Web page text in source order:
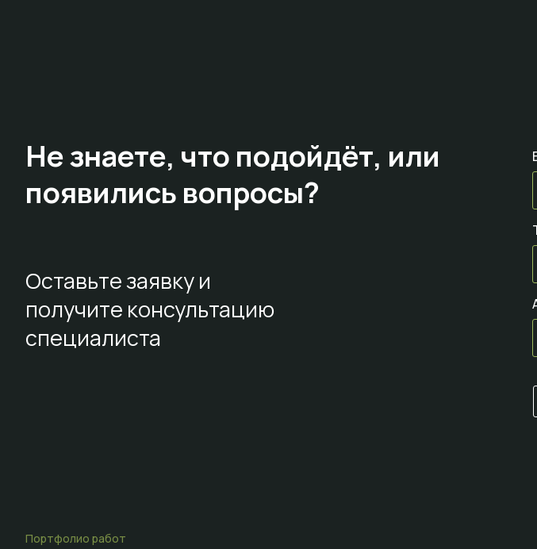
Оставьте заявку и
получите консультацию
специалиста
Не знаете, что подойдёт, или
появились вопросы?
Портфолио работ